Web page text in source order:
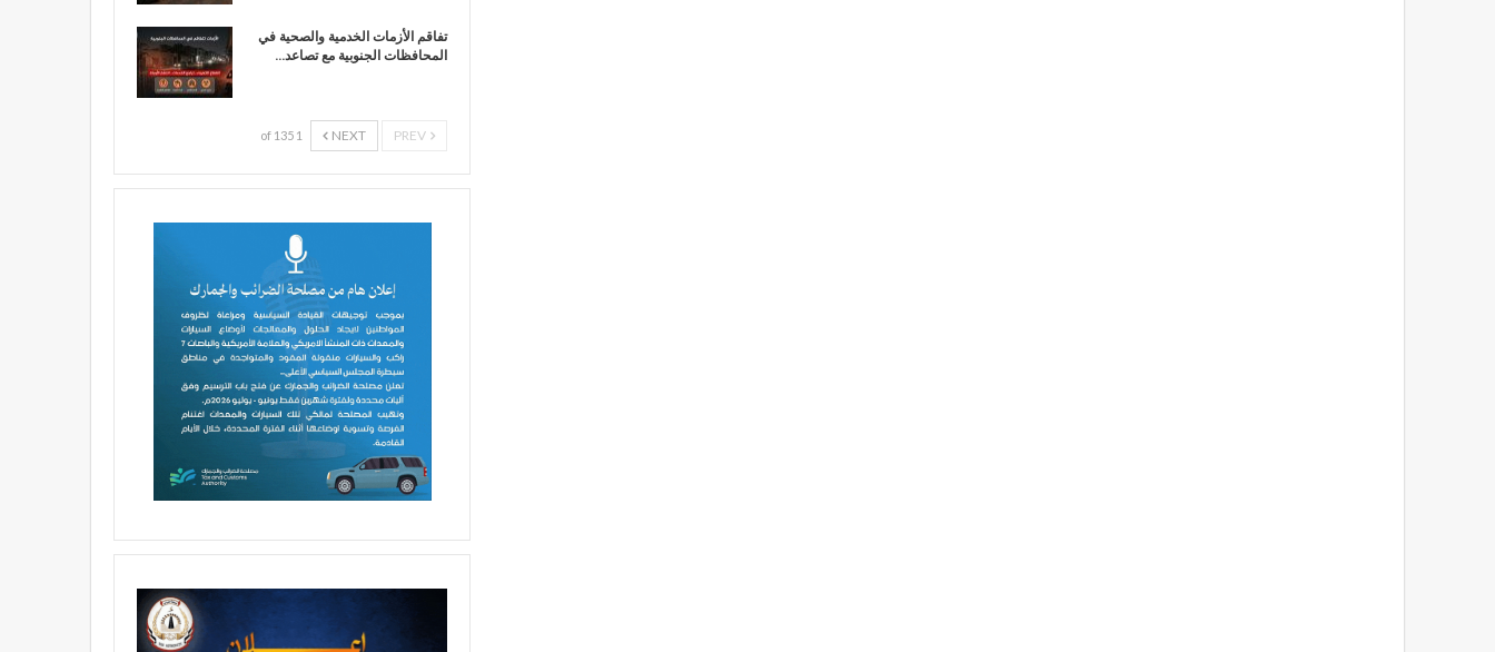
تفاقم الأزمات الخدمية والصحية في
المحافظات الجنوبية مع تصاعد…
NEXT
1 of 135